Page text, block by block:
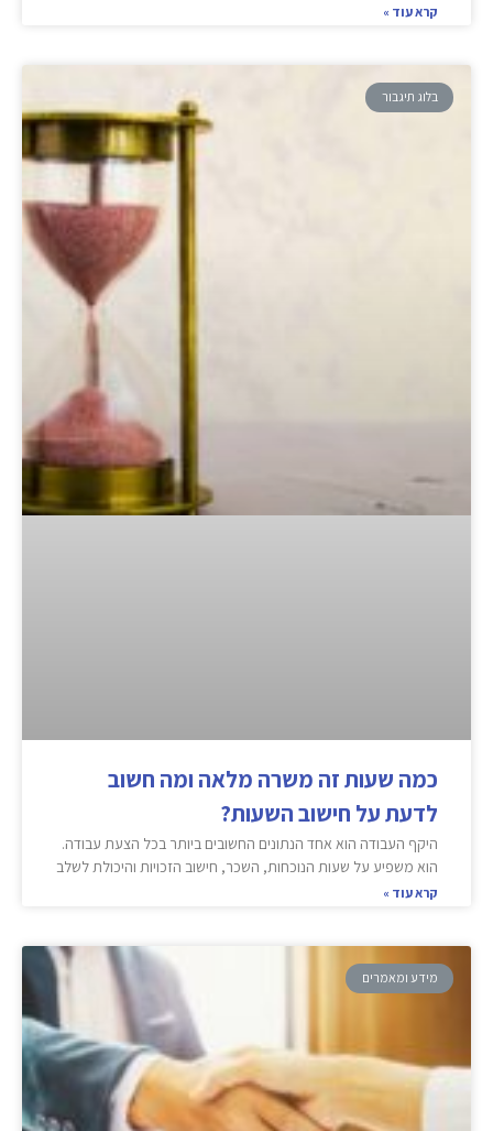
קרא עוד »
בלוג תיגבור
כמה שעות זה משרה מלאה ומה חשוב
לדעת על חישוב השעות?
היקף העבודה הוא אחד הנתונים החשובים ביותר בכל הצעת עבודה.
הוא משפיע על שעות הנוכחות, השכר, חישוב הזכויות והיכולת לשלב
קרא עוד »
מידע ומאמרים